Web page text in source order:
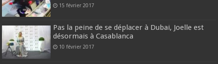
15 février 2017
Pas la peine de se déplacer à Dubai, Joelle est
désormais à Casablanca
10 février 2017